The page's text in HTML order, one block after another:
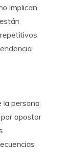
implican
la persona
apostar